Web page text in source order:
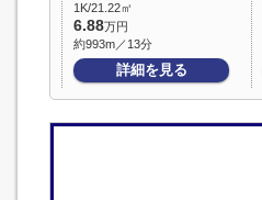
1K/21.22㎡
6.88万円
約993m／13分
詳細を見る